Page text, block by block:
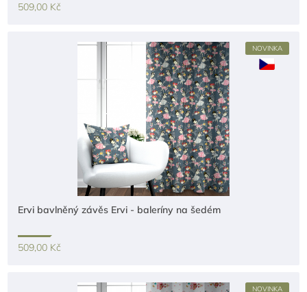
509,00 Kč
NOVINKA
Ervi bavlněný závěs Ervi - baleríny na šedém
509,00 Kč
NOVINKA